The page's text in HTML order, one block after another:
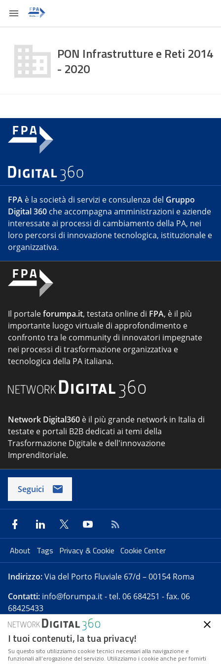
PON Infrastrutture e Reti 2014
- 2020
FPA è la società di servizi e consulenza del Gruppo
Digital 360 che accompagna amministrazioni e aziende
interessate ai processi di cambiamento della PA, nei
loro percorsi di innovazione tecnologica, istituzionale e
organizzativa.
Il portaleforumpa.it, testata online di FPA, è il più
importante luogo virtuale di approfondimento e
confronto tra le community di innovatori impegnate
nei processi di trasformazione organizzativa e
tecnologica della PA italiana.
Network Digital360 è il più grande network in Italia di
testate e portali B2B dedicati ai temi della
Trasformazione Digitale e dell'innovazione
Imprenditoriale.
Seguici
About Tags Privacy & Cookie Cookie Center
Indirizzo:Via del Porto Fluviale 67/d – 00154 Roma
Contatti: info@forumpa.it- tel. 06 684251 - fax. 06
68425433
Forumpa.itè una pubblicazione telematica iscritta
presso Registro della stampa del Tribunale di Roma -
Reg. n. 182 del 2 maggio 2008 - Direttore resp. Michela
I tuoi contenuti, la tua privacy!
Su questo sito utilizziamo cookie tecnici necessari alla navigazione e
funzionali all’erogazione del servizio. Utilizziamo i cookie anche per fornirti